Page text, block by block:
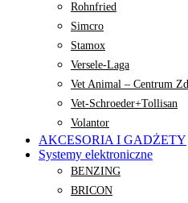
Rohnfried
Simcro
Stamox
Versele-Laga
Vet Animal – Centrum
Vet-Schroeder+Tollisan
Volantor
AKCESORIA I GADŻETY
Systemy elektroniczne
BENZING
BRICON